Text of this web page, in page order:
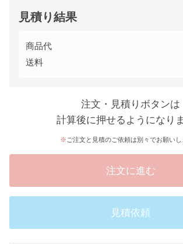
見積り結果
商品代
送料
注文・見積りボタンは
計算後に押せるようになりま
ご注文と見積のご依頼は別々でお願いし
注文に進む
見積依頼